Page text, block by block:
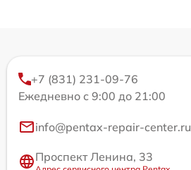
+7 (831) 231-09-76
Ежедневно с 9:00 до 21:00
info@pentax-repair-center.ru
Проспект Ленина, 33